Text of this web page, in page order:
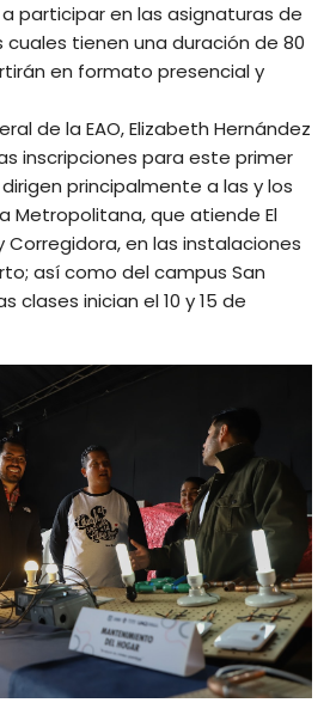
participar en las asignaturas de
cuales tienen una duración de 80
en formato presencial y
de la EAO, Elizabeth Hernández
inscripciones para este primer
principalmente a las y los
Metropolitana, que atiende El
Corregidora, en las instalaciones
así como del campus San
clases inician el 10 y 15 de